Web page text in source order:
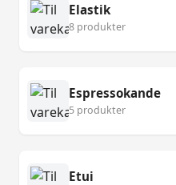
Elastik
8 produkter
Espressokande
5 produkter
Etui